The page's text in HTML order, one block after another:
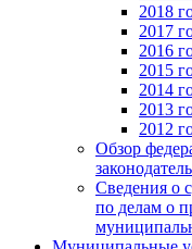
2018
2017
2016
2015
2014
2013
2012
Обзор
Сведения о
по делам о